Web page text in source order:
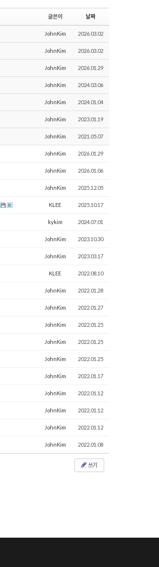
e
le
글쓴이 날짜
JohnKim 2026.03.02
JohnKim 2026.03.02
JohnKim 2026.01.29
JohnKim 2024.03.06
JohnKim 2024.01.04
JohnKim 2023.01.19
JohnKim 2021.05.07
JohnKim 2026.01.29
JohnKim 2026.01.06
JohnKim 2025.12.05
KLEE 2025.10.17
kykim 2024.07.01
JohnKim 2023.10.30
JohnKim 2023.03.17
KLEE 2022.08.10
JohnKim 2022.01.28
JohnKim 2022.01.27
JohnKim 2022.01.25
JohnKim 2022.01.25
JohnKim 2022.01.25
JohnKim 2022.01.17
JohnKim 2022.01.12
JohnKim 2022.01.12
JohnKim 2022.01.12
JohnKim 2022.01.08
쓰기